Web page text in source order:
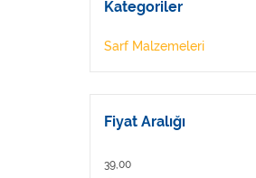
Kategoriler
Sarf Malzemeleri
Fiyat Aralığı
39,00